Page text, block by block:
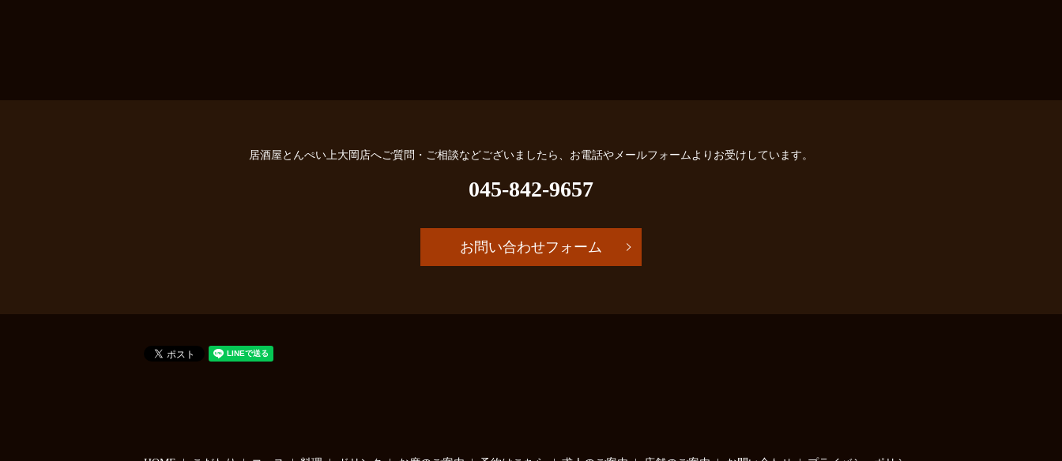
居酒屋とんぺい上大岡店へご質問・ご相談などございましたら、お電話やメールフォームよりお受けしています。
045-842-9657
お問い合わせフォーム